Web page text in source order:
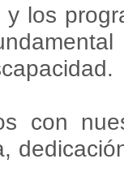
los
con